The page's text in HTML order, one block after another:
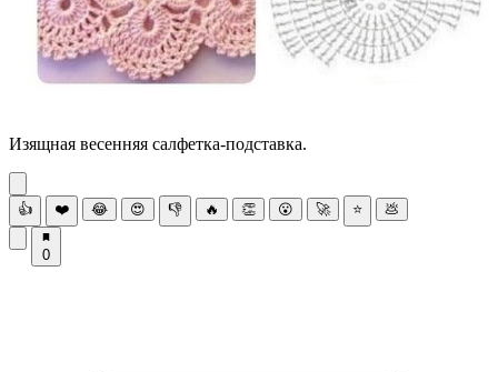
Изящная весенняя салфетка-подставка.
👍 ❤️ 😂 😍 👎 🔥 👏 😮 🚀 ⭐ 💩
0